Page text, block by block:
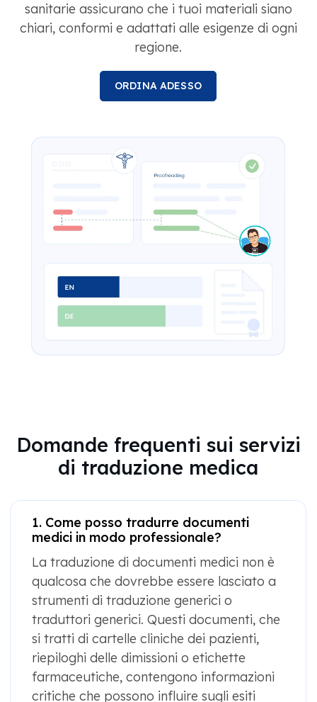
sanitarie assicurano che i tuoi materiali siano
chiari, conformi e adattati alle esigenze di ogni
regione.
ORDINA ADESSO
Domande frequenti sui servizi
di traduzione medica
1. Come posso tradurre documenti
medici in modo professionale?
La traduzione di documenti medici non è
qualcosa che dovrebbe essere lasciato a
strumenti di traduzione generici o
traduttori generici. Questi documenti, che
si tratti di cartelle cliniche dei pazienti,
riepiloghi delle dimissioni o etichette
farmaceutiche, contengono informazioni
critiche che possono influire sugli esiti